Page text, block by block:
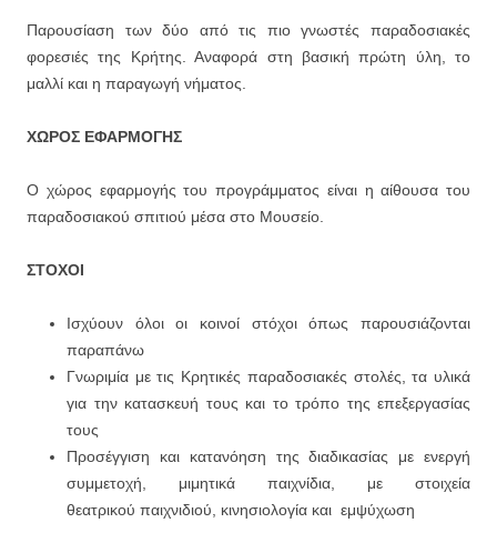
Παρουσίαση των δύο από τις πιο γνωστές παραδοσιακές
φορεσιές της Κρήτης. Αναφορά στη βασική πρώτη ύλη, το
μαλλί και η παραγωγή νήματος.
ΧΩΡΟΣ ΕΦΑΡΜΟΓΗΣ
Ο χώρος εφαρμογής του προγράμματος είναι η αίθουσα του
παραδοσιακού σπιτιού μέσα στο Μουσείο.
ΣΤΟΧΟΙ
Ισχύουν όλοι οι κοινοί στόχοι όπως παρουσιάζονται
παραπάνω
Γνωριμία με τις Κρητικές παραδοσιακές στολές, τα υλικά
για την κατασκευή τους και το τρόπο της επεξεργασίας
τους
Προσέγγιση και κατανόηση της διαδικασίας με ενεργή
συμμετοχή, μιμητικά παιχνίδια, με στοιχεία
θεατρικού παιχνιδιού, κινησιολογία και εμψύχωση